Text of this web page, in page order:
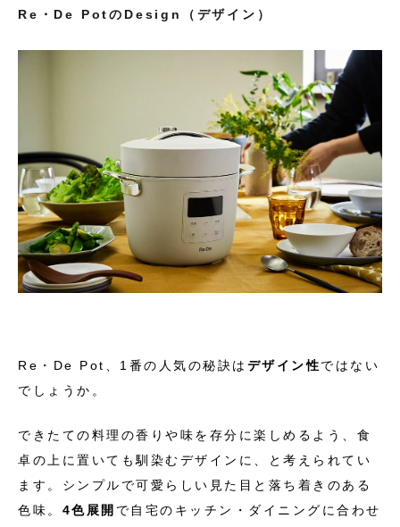
Re・De Potの Design（デザイン）
Re・De Pot、1番の人気の秘訣は デザイン性ではない
でしょうか。
できたての料理の香りや味を存分に楽しめるよう、食
卓の上に置いても馴染むデザインに、と考えられてい
ます。 シンプルで可愛らしい見た目と落ち着きのある
色味。 4色展開 で自宅のキッチン・ダイニングに合わせ